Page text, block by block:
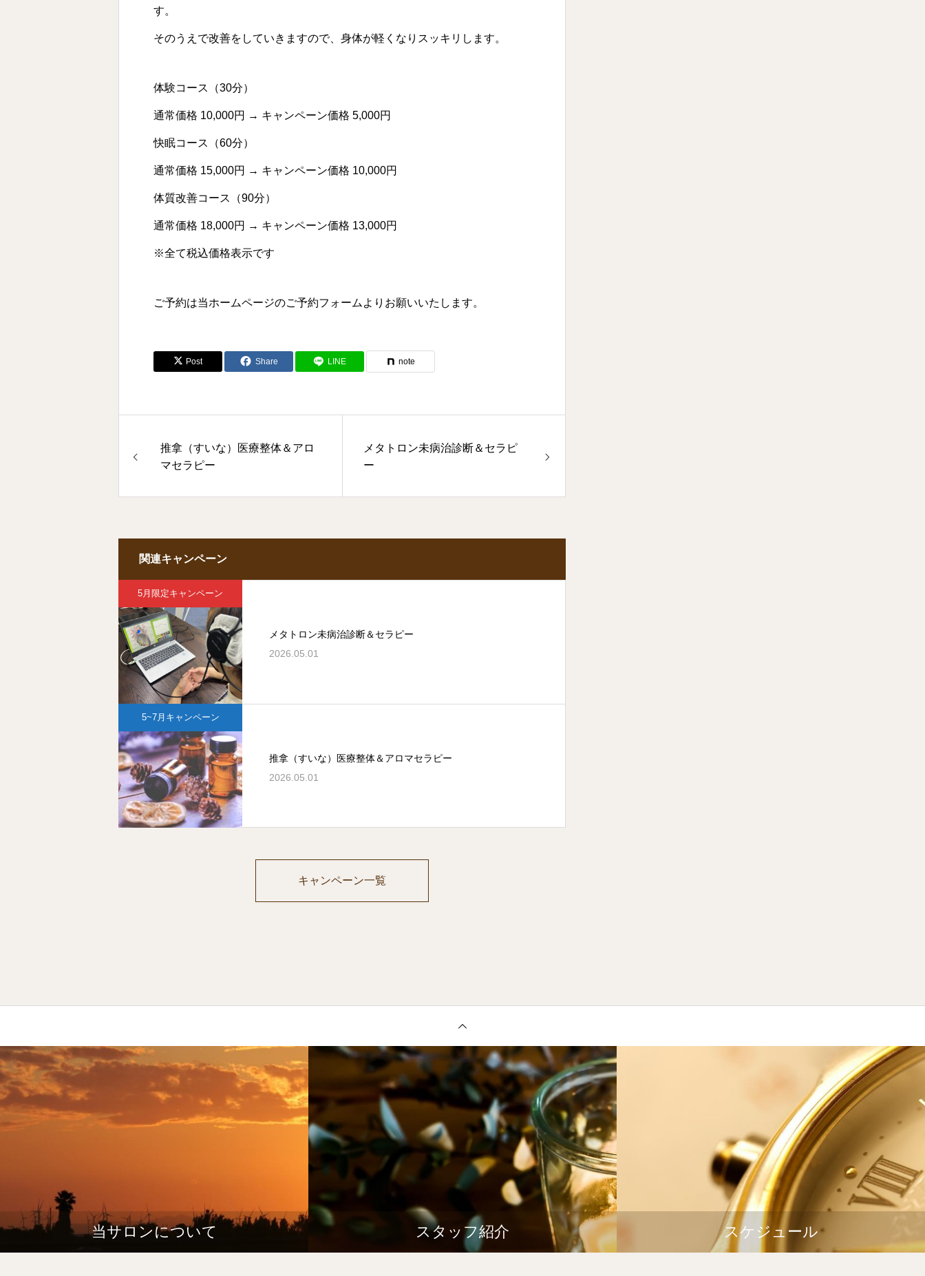
す。
そのうえで改善をしていきますので、身体が軽くなりスッキリします。
体験コース（30分）
通常価格 10,000円 → キャンペーン価格 5,000円
快眠コース（60分）
通常価格 15,000円 → キャンペーン価格 10,000円
体質改善コース（90分）
通常価格 18,000円 → キャンペーン価格 13,000円
※全て税込価格表示です
ご予約は当ホームページのご予約フォームよりお願いいたします。
Post Share LINE note
推拿（すいな）医療整体＆アロ
マセラピー
メタトロン未病治診断＆セラピ
ー
関連キャンペーン
5月限定キャンペーン
メタトロン未病治診断＆セラピー
2026.05.01
5~7月キャンペーン
推拿（すいな）医療整体＆アロマセラピー
2026.05.01
キャンペーン一覧
当サロンについて スタッフ紹介 スケジュール